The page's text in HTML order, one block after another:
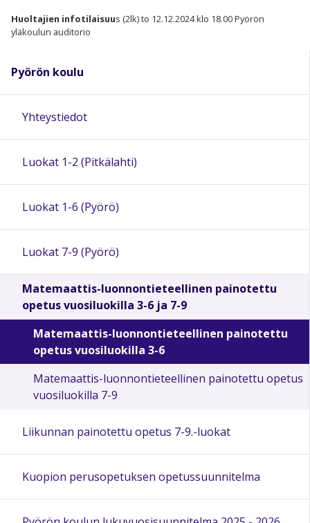
Huoltajien infotilaisuus (2lk) to 12.12.2024 klo 18.00 Pyörön
yläkoulun auditorio
Pyörön koulu
Yhteystiedot
Luokat 1-2 (Pitkälahti)
Luokat 1-6 (Pyörö)
Luokat 7-9 (Pyörö)
Matemaattis-luonnontieteellinen painotettu
opetus vuosiluokilla 3-6 ja 7-9
Matemaattis-luonnontieteellinen painotettu
opetus vuosiluokilla 3-6
Matemaattis-luonnontieteellinen painotettu opetus
vuosiluokilla 7-9
Liikunnan painotettu opetus 7-9.-luokat
Kuopion perusopetuksen opetussuunnitelma